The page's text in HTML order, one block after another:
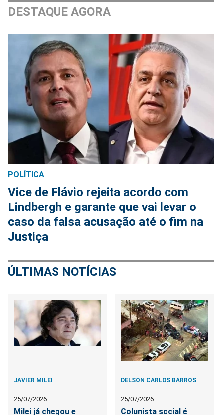
DESTAQUE AGORA
POLÍTICA
Vice de Flávio rejeita acordo com
Lindbergh e garante que vai levar o
caso da falsa acusação até o fim na
Justiça
ÚLTIMAS NOTÍCIAS
JAVIER MILEI
25/07/2026
Milei já chegou e
DELSON CARLOS BARROS
25/07/2026
Colunista social é